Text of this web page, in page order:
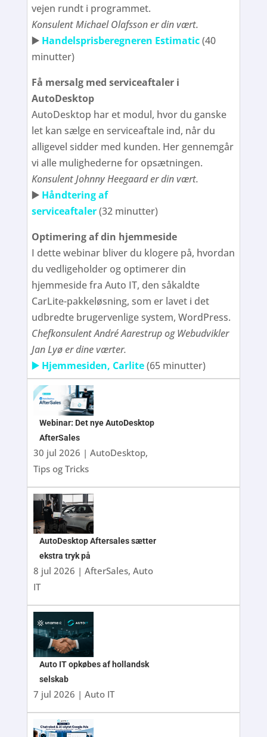
vejen rundt i programmet.
Konsulent Michael Olafsson er din vært.
▶️ Handelsprisberegneren Estimatic(40
minutter)
Få mersalg med serviceaftaler i
AutoDesktop
AutoDesktop har et modul, hvor du ganske
let kan sælge en serviceaftale ind, når du
alligevel sidder med kunden. Her gennemgår
vi alle mulighederne for opsætningen.
Konsulent Johnny Heegaard er din vært.
▶️ Håndtering af
serviceaftaler(32 minutter)
Optimering af din hjemmeside
I dette webinar bliver du klogere på, hvordan
du vedligeholder og optimerer din
hjemmeside fra Auto IT, den såkaldte
CarLite-pakkeløsning, som er lavet i det
udbredte brugervenlige system, WordPress.
Chefkonsulent André Aarestrup og Webudvikler
Jan Lyø er dine værter.
▶️ Hjemmesiden, Carlite(65 minutter)
Webinar: Det nye AutoDesktop
AfterSales
30 jul 2026 | AutoDesktop,
Tips og Tricks
AutoDesktop Aftersales sætter
ekstra tryk på
8 jul 2026 | AfterSales, Auto
IT
Auto IT opkøbes af hollandsk
selskab
7 jul 2026 | Auto IT